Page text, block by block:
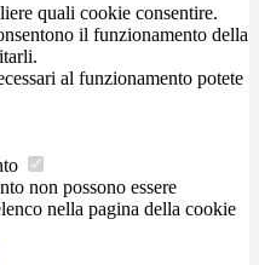
quali cookie consentire.
il funzionamento della
al funzionamento potete
non possono essere
nella pagina della cookie